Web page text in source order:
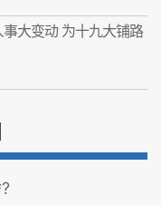
大变动 为十九大铺路